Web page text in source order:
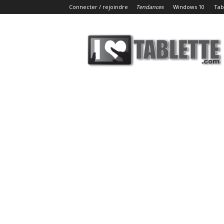
Connecter / rejoindre Tendances Windows 10